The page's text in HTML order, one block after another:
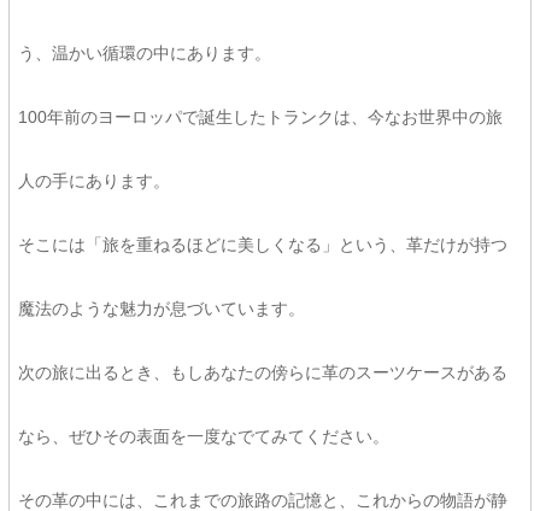
う、温かい循環の中にあります。
100年前のヨーロッパで誕生したトランクは、今なお世界中の旅
人の手にあります。
そこには「旅を重ねるほどに美しくなる」という、革だけが持つ
魔法のような魅力が息づいています。
次の旅に出るとき、もしあなたの傍らに革のスーツケースがある
なら、ぜひその表面を一度なでてみてください。
その革の中には、これまでの旅路の記憶と、これからの物語が静